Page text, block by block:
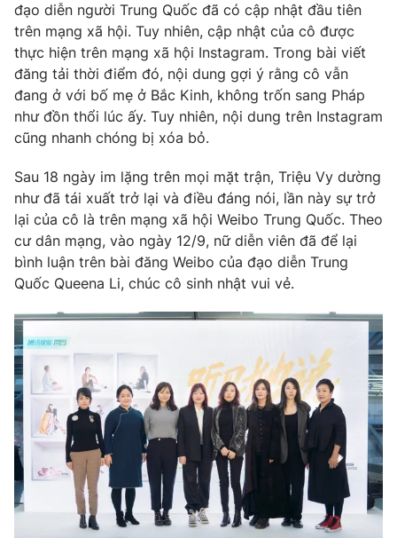
Góc doanh nghiệp
Truyền hình
Phim VTV
Hậu trường
Nhân vật
Giải sao mai
Giải trí
Điện ảnh
Âm nhạc
Sao
Đời sống
Làm đẹp
Chất lượng cuộc sống
Giáo dục
Tuyển sinh
Học trực tuyến
Công nghệ
Hitech Công nghệ tương lai
Sản phẩm
Thị trường
Tư vấn
Giao lưu trực tuyến
Lịch phát sóng
Chuyên mục khác
Emagazine Podcast
Photo Infographic
Shorts video
đạo diễn người Trung Quốc đã có cập nhật đầu tiên
trên mạng xã hội. Tuy nhiên, cập nhật của cô được
thực hiện trên mạng xã hội Instagram. Trong bài viết
đăng tải thời điểm đó, nội dung gợi ý rằng cô vẫn
đang ở với bố mẹ ở Bắc Kinh, không trốn sang Pháp
như đồn thổi lúc ấy. Tuy nhiên, nội dung trên Instagram
cũng nhanh chóng bị xóa bỏ.
Sau 18 ngày im lặng trên mọi mặt trận, Triệu Vy dường
như đã tái xuất trở lại và điều đáng nói, lần này sự trở
lại của cô là trên mạng xã hội Weibo Trung Quốc. Theo
cư dân mạng, vào ngày 12/9, nữ diễn viên đã để lại
bình luận trên bài đăng Weibo của đạo diễn Trung
Quốc Queena Li, chúc cô sinh nhật vui vẻ.